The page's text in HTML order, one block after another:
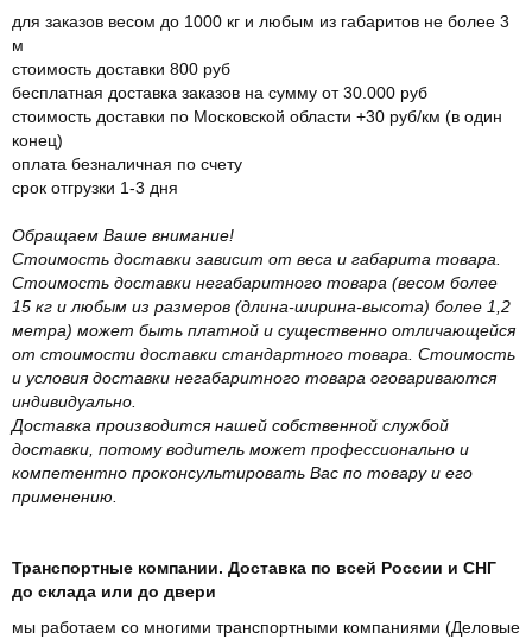
для заказов весом до 1000 кг и любым из габаритов не более 3
м
стоимость доставки 800 руб
бесплатная доставка заказов на сумму от 30.000 руб
стоимость доставки по Московской области +30 руб/км (в один
конец)
оплата безналичная по счету
срок отгрузки 1-3 дня
Обращаем Ваше внимание!
Стоимость доставки зависит от веса и габарита товара.
Стоимость доставки негабаритного товара (весом более
15 кг и любым из размеров (длина-ширина-высота) более 1,2
метра) может быть платной и существенно отличающейся
от стоимости доставки стандартного товара. Стоимость
и условия доставки негабаритного товара оговариваются
индивидуально.
Доставка производится нашей собственной службой
доставки, потому водитель может профессионально и
компетентно проконсультировать Вас по товару и его
применению.
Транспортные компании. Доставка по всей России и СНГ
до склада или до двери
мы работаем со многими транспортными компаниями (Деловые